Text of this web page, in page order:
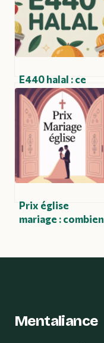
E440 halal : ce
qu’il faut savoir
sur ce fameux
additif alimentaire
Prix église
mariage : combien
prendre
Mentaliance